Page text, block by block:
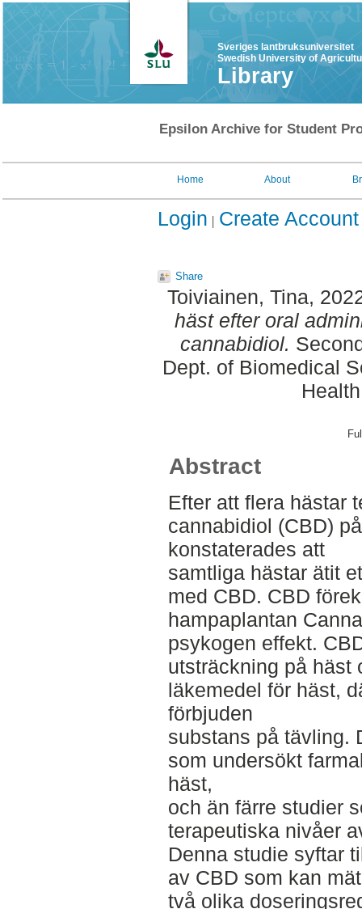
Sveriges lantbruksuniversitet
Swedish University of
Library
Epsilon Archive for Student
Home About
Login Create Account
Share
Toiviainen, Tina,
häst efter oral
cannabidiol.
Dept. of Biomedical
Abstract
Efter att flera hästar
cannabidiol (CBD)
konstaterades att
samtliga hästar ätit
med CBD. CBD
hampaplantan
psykogen effekt.
utsträckning på häst
läkemedel för häst,
förbjuden
substans på tävling.
som undersökt
häst,
och än färre studier
terapeutiska nivåer
Denna studie syftar
av CBD som kan
två olika